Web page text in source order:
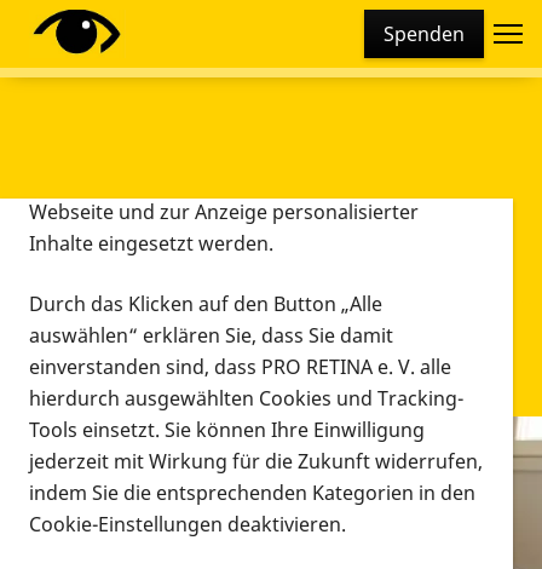
Spenden
Infomaterial
Infomaterial
Diese Webseite setzt verschiedene Cookies und
Tracking-Tools ein. Dies beinhaltet Cookies und
Webseite und zur Anzeige personalisierter
Inhalte eingesetzt werden.
Durch das Klicken auf den Button „Alle
auswählen“ erklären Sie, dass Sie damit
einverstanden sind, dass PRO RETINA e. V. alle
hierdurch ausgewählten Cookies und Tracking-
Tools einsetzt. Sie können Ihre Einwilligung
jederzeit mit Wirkung für die Zukunft widerrufen,
indem Sie die entsprechenden Kategorien in den
Cookie-Einstellungen deaktivieren.